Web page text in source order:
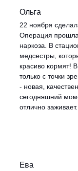
Ольга
22 ноября
Операция
наркоза. В
медсестры,
красиво кормят!
только с точки
- новая,
сегодняшний
отлично заживает...
Ева